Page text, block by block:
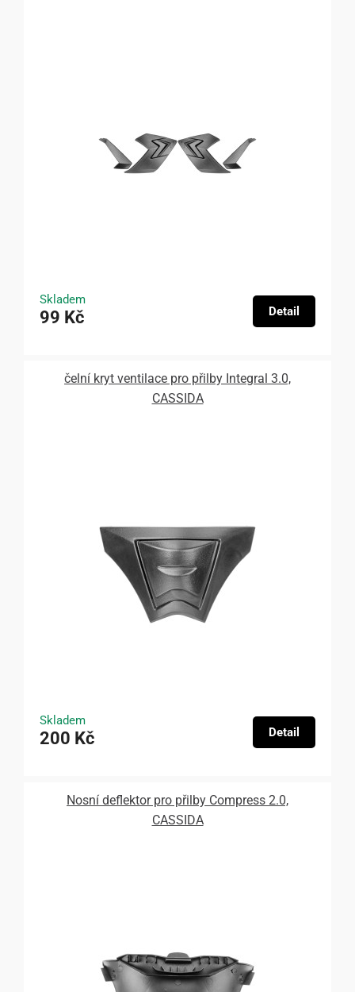
Skladem
99 Kč Detail
čelní kryt ventilace pro přilby Integral 3.0,
CASSIDA
Skladem
200 Kč Detail
Nosní deflektor pro přilby Compress 2.0,
CASSIDA